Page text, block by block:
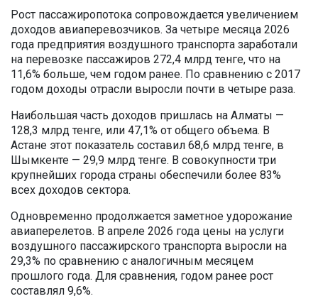
Рост пассажиропотока сопровождается увеличением
доходов авиаперевозчиков. За четыре месяца 2026
года предприятия воздушного транспорта заработали
на перевозке пассажиров 272,4 млрд тенге, что на
11,6% больше, чем годом ранее. По сравнению с 2017
годом доходы отрасли выросли почти в четыре раза.
Наибольшая часть доходов пришлась на Алматы —
128,3 млрд тенге, или 47,1% от общего объема. В
Астане этот показатель составил 68,6 млрд тенге, в
Шымкенте — 29,9 млрд тенге. В совокупности три
крупнейших города страны обеспечили более 83%
всех доходов сектора.
Одновременно продолжается заметное удорожание
авиаперелетов. В апреле 2026 года цены на услуги
воздушного пассажирского транспорта выросли на
29,3% по сравнению с аналогичным месяцем
прошлого года. Для сравнения, годом ранее рост
составлял 9,6%.